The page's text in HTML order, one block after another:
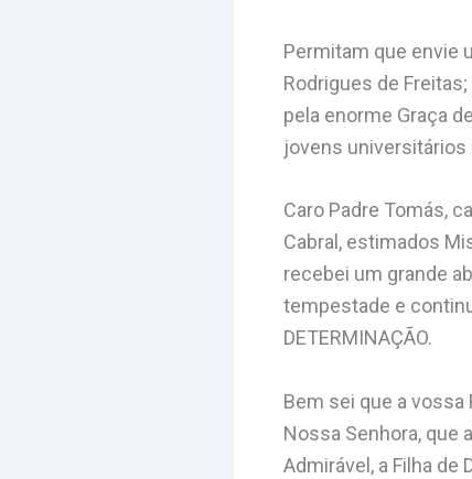
Permitam que envie
Rodrigues de
pela enorme Graça
jovens universitários
Caro Padre Tomás,
Cabral, estimados
recebei um grande
tempestade e
DETERMINAÇÃO.
Bem sei que a vossa
Nossa Senhora, que
Admirável, a Filha de